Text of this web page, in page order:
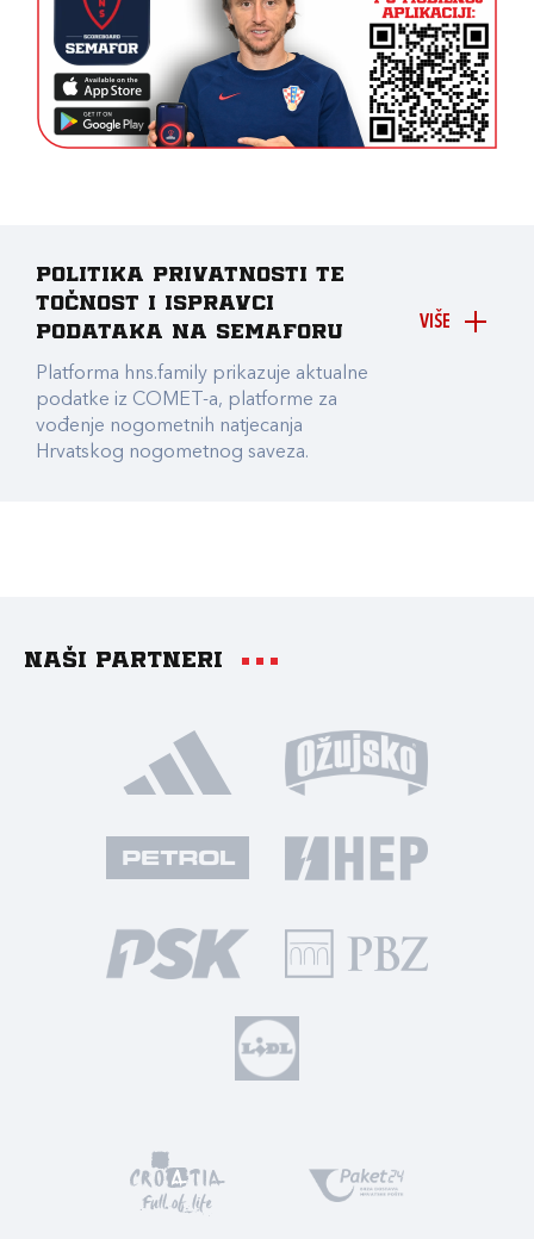
VIŠE
Politika privatnosti te
točnost i ispravci
podataka na Semaforu
Platforma hns.family prikazuje aktualne
podatke iz COMET-a, platforme za
vođenje nogometnih natjecanja
Hrvatskog nogometnog saveza.
Naši partneri